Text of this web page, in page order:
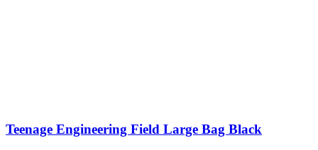
Teenage Engineering Field Large Bag Black